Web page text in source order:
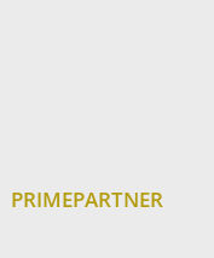
PRIMEPARTNER